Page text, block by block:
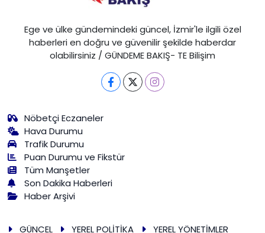
Ege ve ülke gündemindeki güncel, İzmir'le ilgili özel
haberleri en doğru ve güvenilir şekilde haberdar
olabilirsiniz / GÜNDEME BAKIŞ- TE Bilişim
Nöbetçi Eczaneler
Hava Durumu
Trafik Durumu
Puan Durumu ve Fikstür
Tüm Manşetler
Son Dakika Haberleri
Haber Arşivi
GÜNCEL YEREL POLİTİKA YEREL YÖNETİMLER